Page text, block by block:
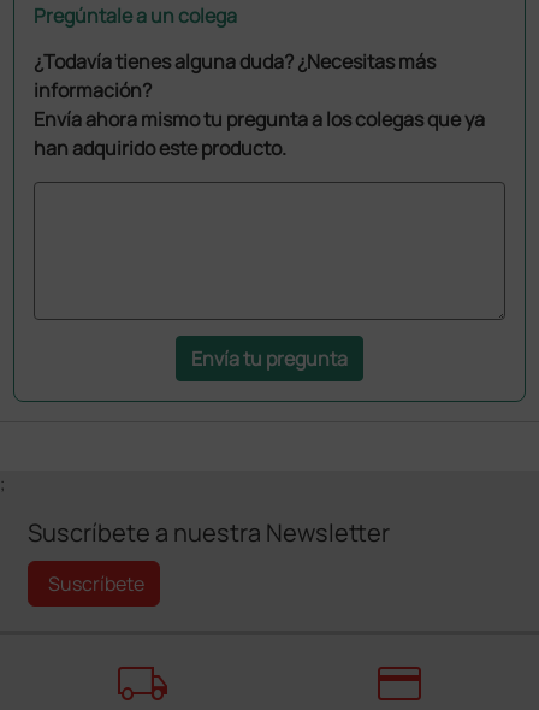
Pregúntale a un colega
¿Todavía tienes alguna duda? ¿Necesitas más
información?
Envía ahora mismo tu pregunta a los colegas que ya
han adquirido este producto.
Envía tu pregunta
;
Suscríbete a nuestra Newsletter
Suscríbete
local_shipping credit_card